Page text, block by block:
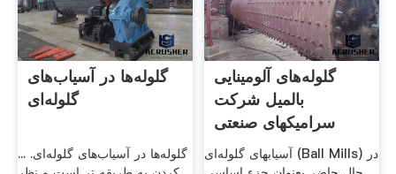
گلوله‌ها در آسیاب‌های
گلوله‌ای
گلوله‌ها در آسیاب‌های گلوله‌ای. ...
گلوله‌های آلومینایی
بالمیل شرکت
سرامیکهای صنعتی
اردکان
آسیابهای گلوله‌ای (Ball Mills) در